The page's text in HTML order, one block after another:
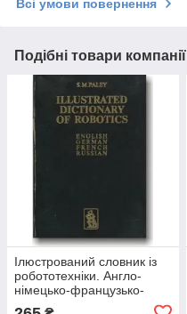
Всі умови повернення
Подібні товари компанії
Ілюстрований словник із
робототехніки. Англо-
німецько-французько-